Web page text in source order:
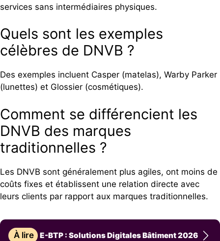
services sans intermédiaires physiques.
Quels sont les exemples
célèbres de DNVB ?
Des exemples incluent Casper (matelas), Warby Parker
(lunettes) et Glossier (cosmétiques).
Comment se différencient les
DNVB des marques
traditionnelles ?
Les DNVB sont généralement plus agiles, ont moins de
coûts fixes et établissent une relation directe avec
leurs clients par rapport aux marques traditionnelles.
À lire E-BTP : Solutions Digitales Bâtiment 2026